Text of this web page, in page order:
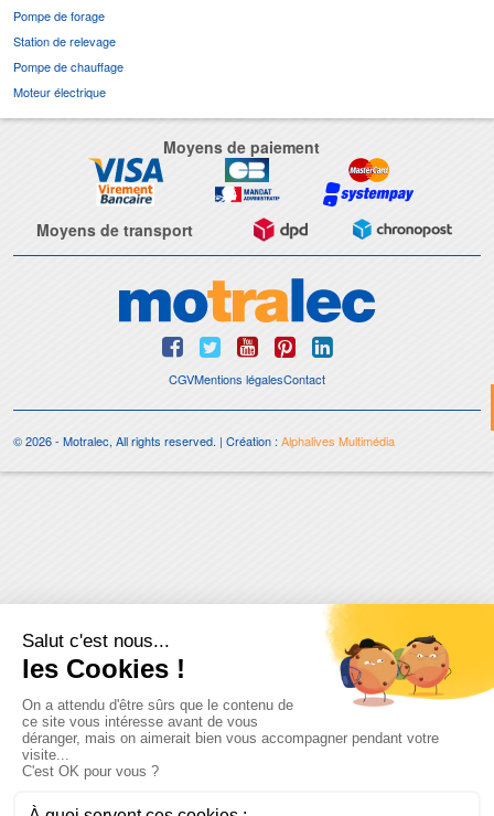
Pompe de forage
Station de relevage
Pompe de chauffage
Moteur électrique
Moyens de paiement
Moyens de transport
CGVMentions légalesContact
© 2026 - Motralec, All rights reserved. | Création :Alphalives Multimédia